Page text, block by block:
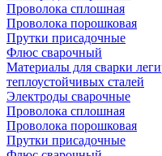
Проволока сплошная
Проволока порошковая
Прутки присадочные
Флюс сварочный
Материалы для сварки
теплоустойчивых сталей
Электроды сварочные
Проволока сплошная
Проволока порошковая
Прутки присадочные